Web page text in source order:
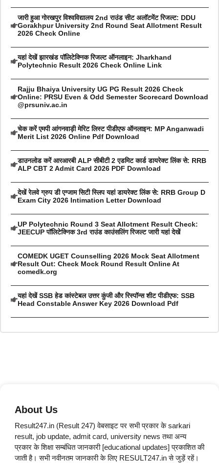
जारी हुआ गोरखपुर विश्वविद्यालय 2nd राउंड सीट अलॉटमेंट रिजल्ट: DDU
Gorakhpur University 2nd Round Seat Allotment Result
2026 Check Online
यहां देखें झारखंड पॉलिटेक्निक रिजल्ट ऑनलाइन: Jharkhand
Polytechnic Result 2026 Check Online Link
Rajju Bhaiya University UG PG Result 2026 Check
Online: PRSU Even & Odd Semester Scorecard Download
@prsuniv.ac.in
चेक करें एमपी आंगनवाड़ी मेरिट लिस्ट पीडीएफ ऑनलाइन: MP Anganwadi
Merit List 2026 Online Pdf Download
डाउनलोड करें आरआरबी ALP सीबीटी 2 एडमिट कार्ड डायरेक्ट लिंक से: RRB
ALP CBT 2 Admit Card 2026 PDF Download
देखें रेलवे ग्रुप डी एग्जाम सिटी स्लिप यहां डायरेक्ट लिंक से: RRB Group D
Exam City 2026 Intimation Letter Download
UP Polytechnic Round 3 Seat Allotment Result Check:
JEECUP पॉलिटेक्निक 3rd राउंड काउंसलिंग रिजल्ट जारी यहां देखें
COMEDK UGET Counselling 2026 Mock Seat Allotment
Result Out: Check Mock Round Result Online At
comedk.org
यहां देखें SSB हेड कांस्टेबल उत्तर कुंजी और रिस्पॉन्स शीट पीडीएफ: SSB
Head Constable Answer Key 2026 Download Pdf
About Us
Result247.in (Result 247) वेबसाइट पर सभी प्रकार के sarkari
result, job update, admit card, university news तथा अन्य
प्रकार के शिक्षा सम्बंधित जानकारी [educational updates] प्रकाशित की
जाती है। सभी नवीनतम जानकारी के लिए RESULT247.in से जुड़ें रहें।